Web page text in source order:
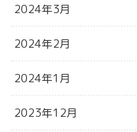
2024年3月
2024年2月
2024年1月
2023年12月